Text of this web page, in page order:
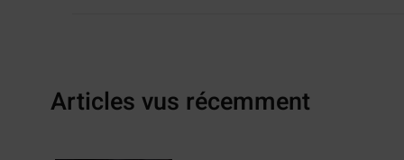
Articles vus récemment